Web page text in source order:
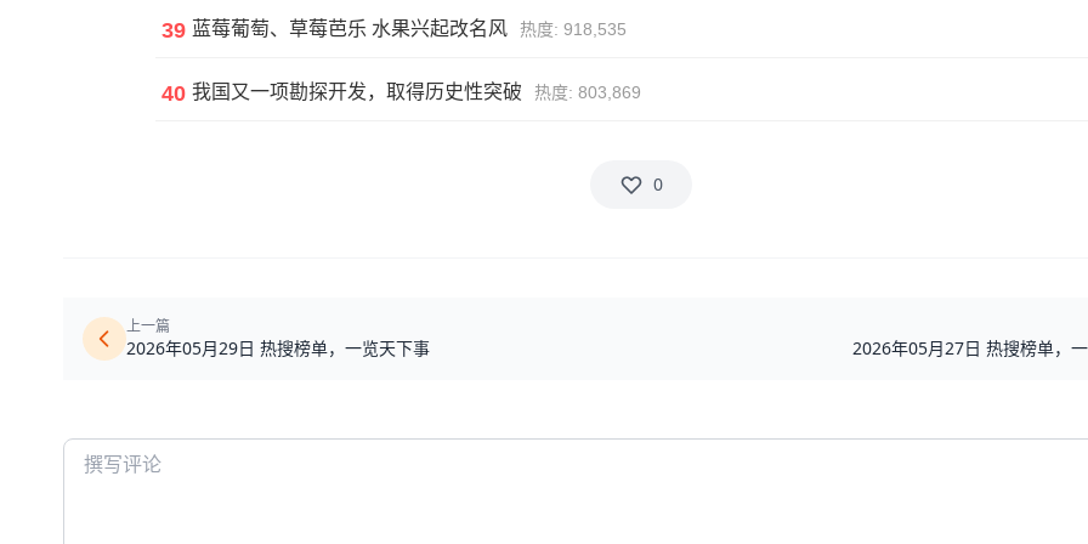
39 蓝莓葡萄、草莓芭乐 水果兴起改名风 热度: 918,535
40 我国又一项勘探开发，取得历史性突破 热度: 803,869
0
上一篇
2026年05月29日 热搜榜单，一览天下事 2026年05月27日 热搜榜单，